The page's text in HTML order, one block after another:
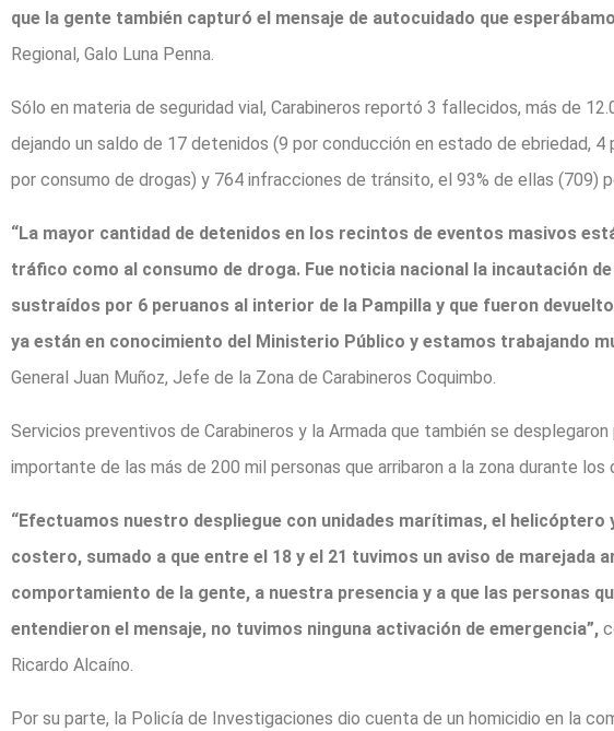
que la gente también capturó el mensaje de autocuidado que
Regional, Galo Luna Penna.
Sólo en materia de seguridad vial, Carabineros reportó 3 fallecidos, más de
dejando un saldo de 17 detenidos (9 por conducción en estado de ebriedad,
por consumo de drogas) y 764 infracciones de tránsito, el 93% de ellas (709)
“La mayor cantidad de detenidos en los recintos de eventos masivos
tráfico como al consumo de droga. Fue noticia nacional la incautación
sustraídos por 6 peruanos al interior de la Pampilla y que fueron
ya están en conocimiento del Ministerio Público y estamos trabajando
General Juan Muñoz, Jefe de la Zona de Carabineros Coquimbo.
Servicios preventivos de Carabineros y la Armada que también se
importante de las más de 200 mil personas que arribaron a la zona durante
“Efectuamos nuestro despliegue con unidades marítimas, el
costero, sumado a que entre el 18 y el 21 tuvimos un aviso de marejada
comportamiento de la gente, a nuestra presencia y a que las personas
entendieron el mensaje, no tuvimos ninguna activación de emergencia”,
Ricardo Alcaíno.
Por su parte, la Policía de Investigaciones dio cuenta de un homicidio en la